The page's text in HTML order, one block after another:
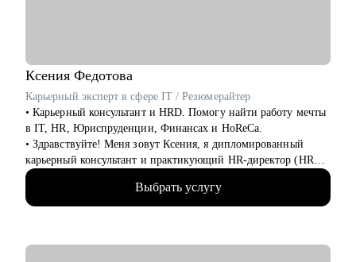
Ксения Федотова
Карьерный эксперт в сфере IT / Резюмерайтер
• Карьерный консультант и HRD. Помогу найти работу мечты
в IT, HR, Юриспруденции, Финансах и HoReCa.
• Здравствуйте! Меня зовут Ксения, я дипломированный
карьерный консультант и практикующий HR-директор (HRD)
в IT-компании. Я объединяю экспертные знания изнутри
рынка труда с методиками карьерного коучинга, чтобы
помочь вам достичь карьерных целей.
Выбрать услугу